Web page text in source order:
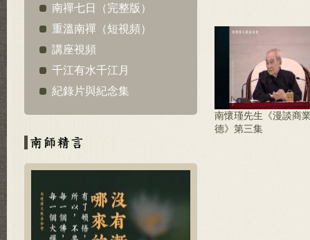
南禪七日（完整版）
重溫南禪（短視頻）
講座視頻
千江有水千江月
紀錄片與紀念集
南懷瑾先生《漫談商
德》第三集